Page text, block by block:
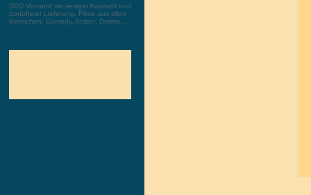
DVD Versand mit riesiger Auswahl und
portofreier Lieferung. Filme aus allen
Bereichen: Comedy, Action, Drama, ...